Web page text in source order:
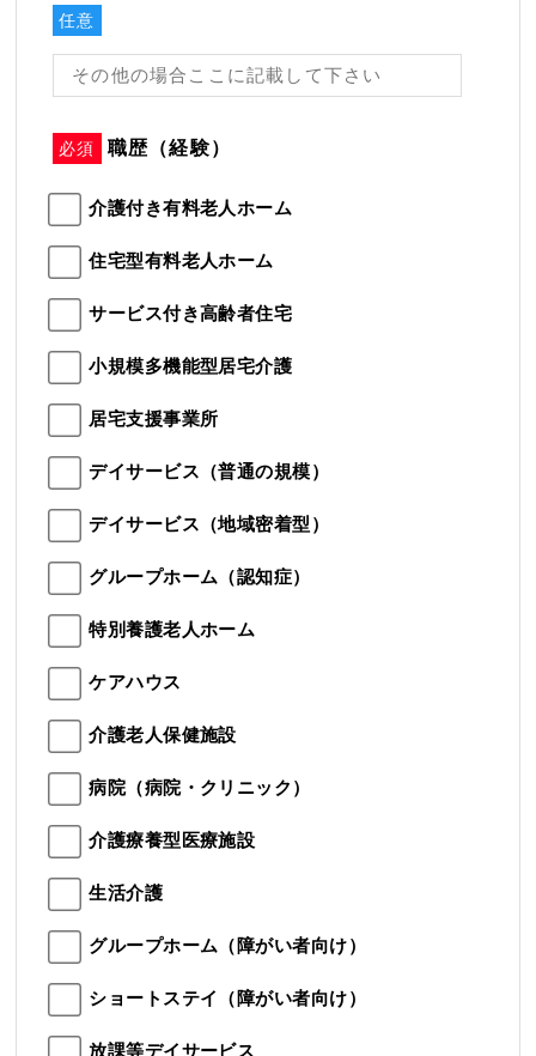
任意
必須 職歴（経験）
介護付き有料老人ホーム
住宅型有料老人ホーム
サービス付き高齢者住宅
小規模多機能型居宅介護
居宅支援事業所
デイサービス（普通の規模）
デイサービス（地域密着型）
グループホーム（認知症）
特別養護老人ホーム
ケアハウス
介護老人保健施設
病院（病院・クリニック）
介護療養型医療施設
生活介護
グループホーム（障がい者向け）
ショートステイ（障がい者向け）
放課等デイサービス